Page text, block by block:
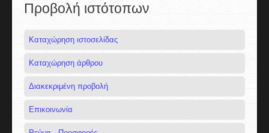
Προβολή ιστότοπων
Καταχώρηση ιστοσελίδας
Καταχώρηση άρθρου
Διακεκριμένη προβολή
Επικοινωνία